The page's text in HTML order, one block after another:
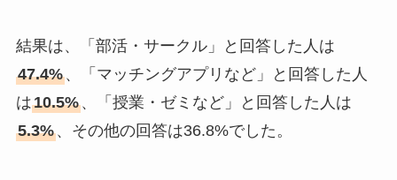
結果は、「部活・サークル」と回答した人は
47.4%、「マッチングアプリなど」と回答した人
は10.5%、「授業・ゼミなど」と回答した人は
5.3%、その他の回答は36.8%でした。